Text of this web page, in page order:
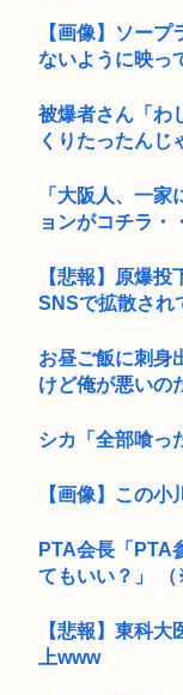
【画像】ソー
ないように映っ
被爆者さん「わ
くりたったんじ
「大阪人、一
ョンがコチラ・
【悲報】原爆投
SNSで拡散され
お昼ご飯に刺身
けど俺が悪い
シカ「全部喰っ
【画像】この
PTA会長「PTA
てもいい？」 （
【悲報】東科
上www